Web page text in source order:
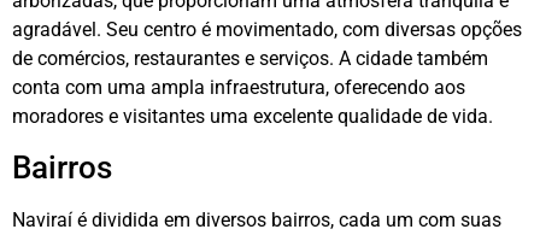
agradável. Seu centro é movimentado, com diversas opções
de comércios, restaurantes e serviços. A cidade também
conta com uma ampla infraestrutura, oferecendo aos
moradores e visitantes uma excelente qualidade de vida.
Bairros
Naviraí é dividida em diversos bairros, cada um com suas